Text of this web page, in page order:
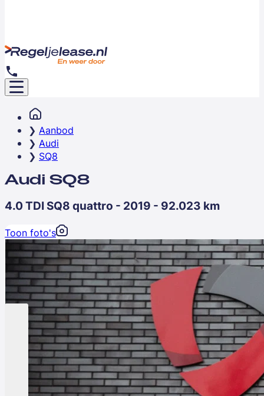
Aanbod
Audi
SQ8
Audi SQ8
4.0 TDI SQ8 quattro - 2019 - 92.023 km
Toon foto's